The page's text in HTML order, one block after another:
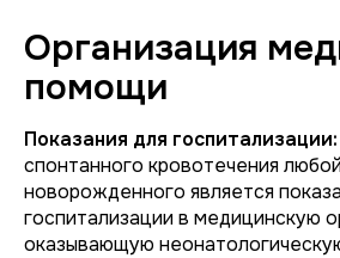
Организация
помощи
Показания для госпитализации:
спонтанного кровотечения
новорожденного является
госпитализации в медицинскую
оказывающую